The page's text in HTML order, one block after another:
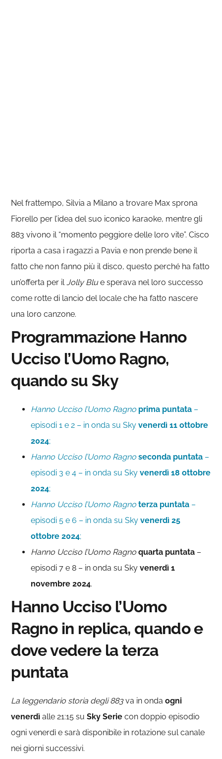
Nel frattempo, Silvia a Milano a trovare Max sprona
Fiorello per l’idea del suo iconico karaoke, mentre gli
883 vivono il “momento peggiore delle loro vite”. Cisco
riporta a casa i ragazzi a Pavia e non prende bene il
fatto che non fanno più il disco, questo perché ha fatto
un’offerta per ilJolly Blue sperava nel loro successo
come rotte di lancio del locale che ha fatto nascere
una loro canzone.
Programmazione Hanno
Ucciso l’Uomo Ragno,
quando su Sky
Hanno Ucciso l’Uomo Ragno prima puntata –
episodi 1 e 2 – in onda su Skyvenerdì 11 ottobre
2024;
Hanno Ucciso l’Uomo Ragno seconda puntata –
episodi 3 e 4 – in onda su Skyvenerdì 18 ottobre
2024;
Hanno Ucciso l’Uomo Ragno terza puntata –
episodi 5 e 6 – in onda su Skyvenerdì 25
ottobre 2024;
Hanno Ucciso l’Uomo Ragno quarta puntata –
episodi 7 e 8 – in onda su Skyvenerdì 1
novembre 2024.
Hanno Ucciso l’Uomo
Ragno in replica, quando e
dove vedere la terza
puntata
La leggendario storia degli 883va in ondaogni
venerdì alle 21:15 suSky Serie con doppio episodio
ogni venerdì e sarà disponibile in rotazione sul canale
nei giorni successivi.